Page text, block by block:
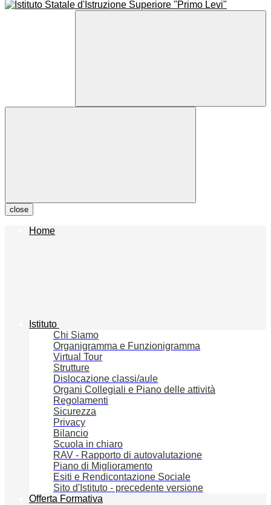
close
Home
Istituto
Chi Siamo
Organigramma e Funzionigramma
Virtual Tour
Strutture
Dislocazione classi/aule
Organi Collegiali e Piano delle attività
Regolamenti
Sicurezza
Privacy
Bilancio
Scuola in chiaro
RAV - Rapporto di autovalutazione
Piano di Miglioramento
Esiti e Rendicontazione Sociale
Sito d'Istituto - precedente versione
Offerta Formativa